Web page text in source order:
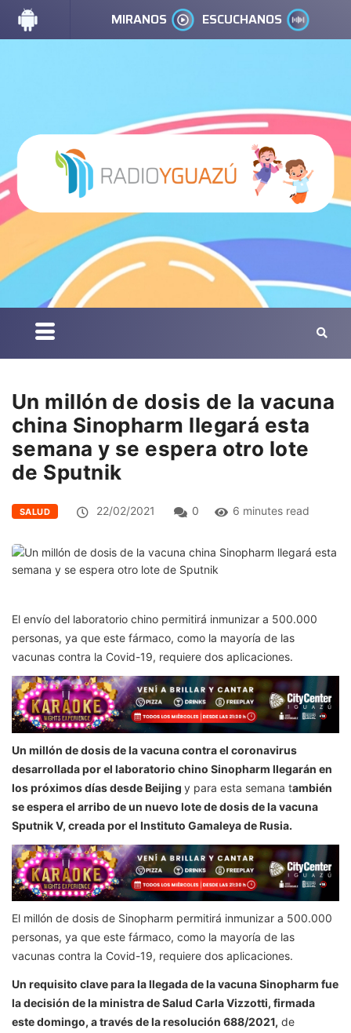
MIRANOS ESCUCHANOS
Un millón de dosis de la vacuna
china Sinopharm llegará esta
semana y se espera otro lote
de Sputnik
SALUD 22/02/2021 0 6 minutes read
El envío del laboratorio chino permitirá inmunizar a 500.000
personas, ya que este fármaco, como la mayoría de las
vacunas contra la Covid-19, requiere dos aplicaciones.
Un millón de dosis de la vacuna contra el coronavirus
desarrollada por el laboratorio chino Sinopharm llegarán en
los próximos días desde Beijing y para esta semana también
se espera el arribo de un nuevo lote de dosis de la vacuna
Sputnik V, creada por el Instituto Gamaleya de Rusia.
El millón de dosis de Sinopharm permitirá inmunizar a 500.000
personas, ya que este fármaco, como la mayoría de las
vacunas contra la Covid-19, requiere dos aplicaciones.
Un requisito clave para la llegada de la vacuna Sinopharm fue
la decisión de la ministra de Salud Carla Vizzotti, firmada
este domingo, a través de la resolución 688/2021, de